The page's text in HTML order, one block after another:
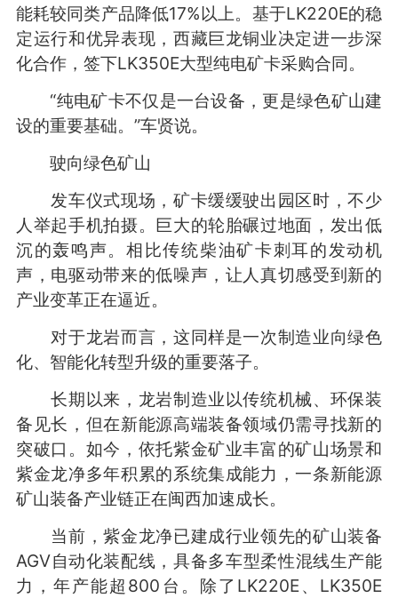
能耗较同类产品降低17%以上。基于LK220E的稳
定运行和优异表现，西藏巨龙铜业决定进一步深
化合作，签下LK350E大型纯电矿卡采购合同。
“纯电矿卡不仅是一台设备，更是绿色矿山建
设的重要基础。”车贤说。
驶向绿色矿山
发车仪式现场，矿卡缓缓驶出园区时，不少
人举起手机拍摄。巨大的轮胎碾过地面，发出低
沉的轰鸣声。相比传统柴油矿卡刺耳的发动机
声，电驱动带来的低噪声，让人真切感受到新的
产业变革正在逼近。
对于龙岩而言，这同样是一次制造业向绿色
化、智能化转型升级的重要落子。
长期以来，龙岩制造业以传统机械、环保装
备见长，但在新能源高端装备领域仍需寻找新的
突破口。如今，依托紫金矿业丰富的矿山场景和
紫金龙净多年积累的系统集成能力，一条新能源
矿山装备产业链正在闽西加速成长。
当前，紫金龙净已建成行业领先的矿山装备
AGV自动化装配线，具备多车型柔性混线生产能
力，年产能超800台。除了LK220E、LK350E